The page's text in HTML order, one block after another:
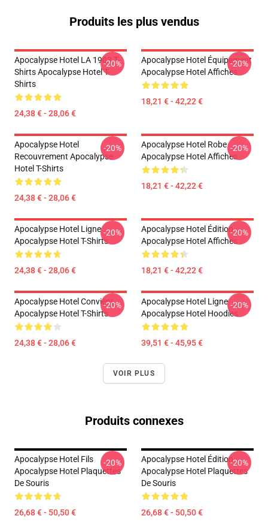
Produits les plus vendus
Apocalypse Hotel LA 1903 T-
Shirts Apocalypse Hotel T-
Shirts
24,38 € - 28,06 €
-20%
Apocalypse Hotel Équipement
Apocalypse Hotel Affiches
18,21 € - 42,22 €
-20%
Apocalypse Hotel
Recouvrement Apocalypse
Hotel T-Shirts
24,38 € - 28,06 €
-20%
Apocalypse Hotel Robe
Apocalypse Hotel Affiches
18,21 € - 42,22 €
-20%
Apocalypse Hotel Ligne
Apocalypse Hotel T-Shirts
24,38 € - 28,06 €
-20%
Apocalypse Hotel Édition
Apocalypse Hotel Affiches
18,21 € - 42,22 €
-20%
Apocalypse Hotel Convient
Apocalypse Hotel T-Shirts
24,38 € - 28,06 €
-20%
Apocalypse Hotel Ligne
Apocalypse Hotel Hoodies
39,51 € - 45,95 €
-20%
VOIR PLUS
Produits connexes
Apocalypse Hotel Fils
Apocalypse Hotel Plaquettes
De Souris
26,68 € - 50,50 €
-20%
Apocalypse Hotel Édition
Apocalypse Hotel Plaquettes
De Souris
26,68 € - 50,50 €
-20%